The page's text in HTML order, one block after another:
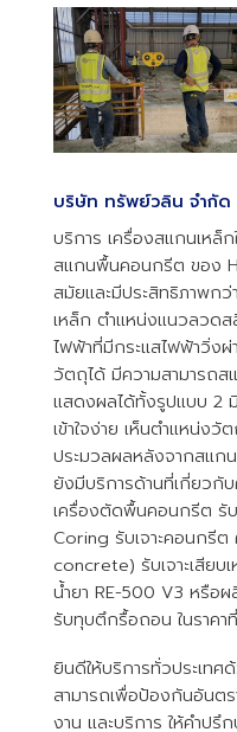
บริษัท ทรัพย์วลิน จำกัด
บริการ เครื่องสแกนเห
สแกนพื้นคอนกรีต ของ
สมัยและมีประสิทธิภาพก
เหล็ก ตำแหน่งแนวลวด
ไฟฟ้าที่มีกระแสไฟฟ้าวิ่ง
วัตถุได้ มีความสามารถ
แสดงผลได้ทั้งรูปแบบ 2
เข้าใจง่าย เห็นตำแหน่ง
ประมวลผลหลังจากสแก
ยังมีบริการด้านที่เกี่ยวกั
เครื่องตัดพื้นคอนกรีต
Coring รับเจาะคอนกรี
concrete) รับเจาะเสีย
น้ำยา RE-500 V3 หรือ
รับทุบตึกรื้อถอน ในราคา
ยินดีให้บริการทั่วประเท
สามารถเพื่อป้องกันอันตร
งาน และบริการ ให้คำปรึ